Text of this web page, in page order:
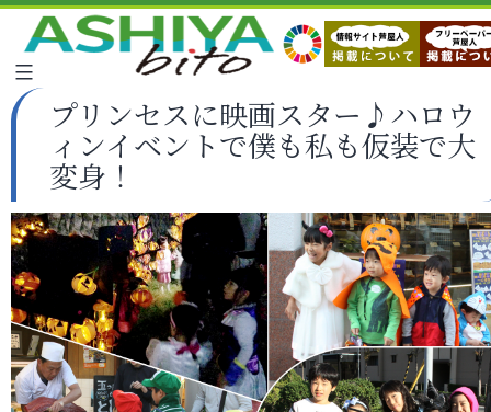
プリンセスに映画スター♪ハロウ
ィンイベントで僕も私も仮装で大
変身！